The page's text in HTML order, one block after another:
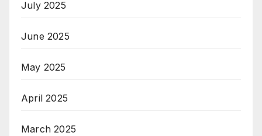
July 2025
June 2025
May 2025
April 2025
March 2025